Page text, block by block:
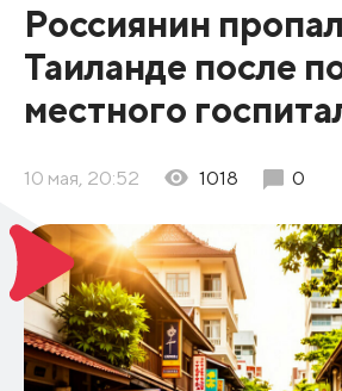
Россиянин
Таиланде после
местного
10 мая, 20:52 1018 0